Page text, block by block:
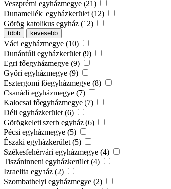
Veszprémi egyházmegye (21)
Dunamelléki egyházkerület (12)
Görög katolikus egyház (12)
több kevesebb
Váci egyházmegye (10)
Dunántúli egyházkerület (9)
Egri főegyházmegye (9)
Győri egyházmegye (9)
Esztergomi főegyházmegye (8)
Csanádi egyházmegye (7)
Kalocsai főegyházmegye (7)
Déli egyházkerület (6)
Görögkeleti szerb egyház (6)
Pécsi egyházmegye (5)
Északi egyházkerület (5)
Székesfehérvári egyházmegye (4)
Tiszáninneni egyházkerület (4)
Izraelita egyház (2)
Szombathelyi egyházmegye (2)